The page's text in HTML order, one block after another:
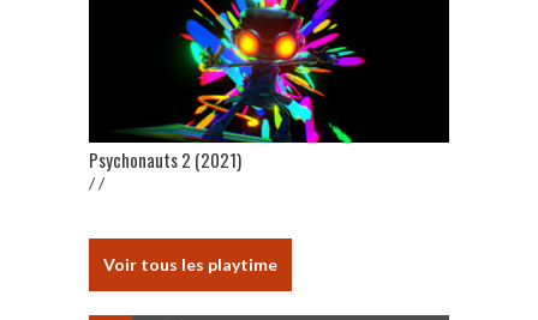
Psychonauts 2 (2021)
/ /
Voir tous les playtime